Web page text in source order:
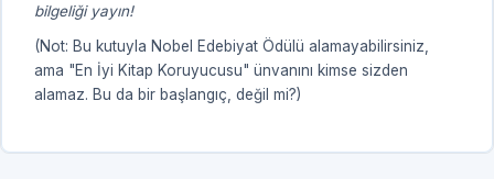
bilgeliği yayın!
(Not: Bu kutuyla Nobel Edebiyat Ödülü alamayabilirsiniz,
ama "En İyi Kitap Koruyucusu" ünvanını kimse sizden
alamaz. Bu da bir başlangıç, değil mi?)